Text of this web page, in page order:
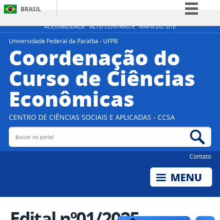
ACESSIBILIDADE ALTO CONTRASTE MAPA DO SITE
BRASIL
Simplifique!
Participe
Acesso à informação
Legislação
Universidade Federal da Paraíba - UFPB
Coordenação do
Curso de Ciências
Econômicas
CENTRO DE CIÊNCIAS SOCIAIS E APLICADAS - CCSA
Buscar no portal
Contato